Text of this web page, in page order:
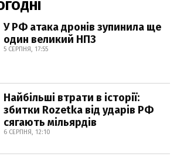
У РФ атака дронів зупинила ще
один великий НПЗ
5 СЕРПНЯ, 17:55
Найбільші втрати в історії:
збитки Rozetka від ударів РФ
сягають мільярдів
6 СЕРПНЯ, 12:10